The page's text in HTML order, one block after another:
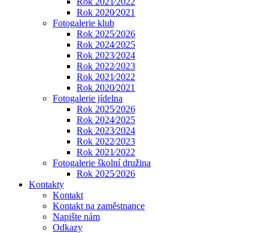
Rok 2020⁄2021
Fotogalerie klub
Rok 2025⁄2026
Rok 2024⁄2025
Rok 2023⁄2024
Rok 2022⁄2023
Rok 2021⁄2022
Rok 2020⁄2021
Fotogalerie jídelna
Rok 2025⁄2026
Rok 2024⁄2025
Rok 2023⁄2024
Rok 2022⁄2023
Rok 2021⁄2022
Fotogalerie školní družina
Rok 2025⁄2026
Kontakty
Kontakt
Kontakt na zaměstnance
Napište nám
Odkazy